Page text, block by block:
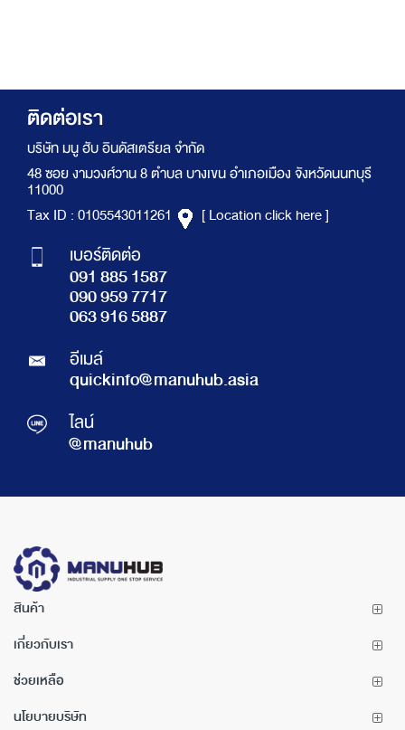
ติดต่อเรา
บริษัท มนู ฮับ อินดัสเตรียล จำกัด
48 ซอย งามวงศ์วาน 8 ตำบล บางเขน อำเภอเมือง จังหวัดนนทบุรี
11000
Tax ID : 0105543011261
[ Location click here ]
เบอร์ติดต่อ
091 885 1587
090 959 7717
063 916 5887
อีเมล์
quickinfo@manuhub.asia
ไลน์
@manuhub
สินค้า
เกี่ยวกับเรา
ช่วยเหลือ
นโยบายบริษัท